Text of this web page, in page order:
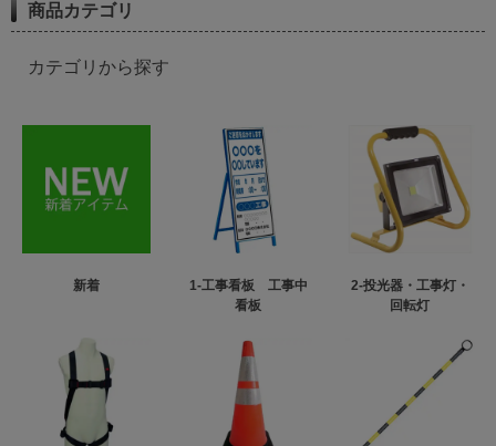
商品カテゴリ
カテゴリから探す
新着
1-工事看板 工事中
看板
2-投光器・工事灯・
回転灯